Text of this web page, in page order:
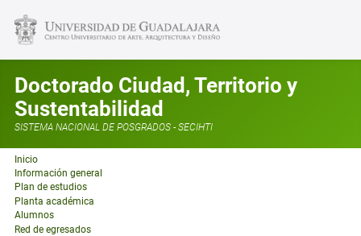
Doctorado Ciudad, Territorio y
Sustentabilidad
SISTEMA NACIONAL DE POSGRADOS - SECIHTI
Inicio
Información general
Plan de estudios
Planta académica
Alumnos
Red de egresados